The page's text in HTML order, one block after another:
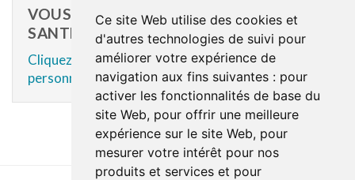
Ce site Web utilise des cookies et
d'autres technologies de suivi pour
améliorer votre expérience de
navigation aux fins suivantes : pour
activer les fonctionnalités de base du
site Web, pour offrir une meilleure
expérience sur le site Web, pour
mesurer votre intérêt pour nos
produits et services et pour
VOUS ÊTES UN PROFESSIONNEL DE LA
SANTÉ?
Cliquez ici pour accéder au contenu réservé au
personnel du CISSS des Laurentides.